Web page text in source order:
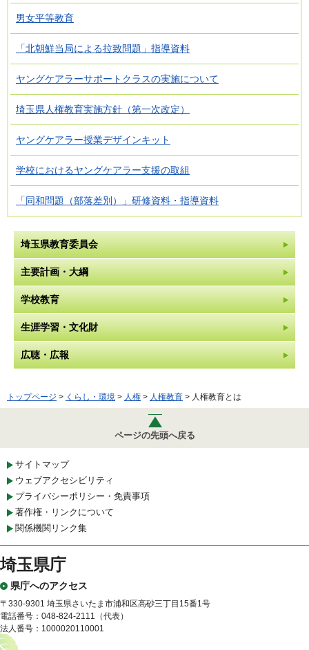
男女平等教育
「北朝鮮当局による拉致問題」指導資料
ヤングケアラーサポートクラスの実施について
埼玉県人権教育実施方針（第一次改定）
ヤングケアラー授業デザインキット
学校におけるヤングケアラー支援の取組
「同和問題（部落差別）」研修資料・指導資料
埼玉県教育委員会
主要計画・大綱
学校教育
生涯学習・文化財
広聴・広報
トップページ > くらし・環境 > 人権 > 人権教育 > 人権教育とは
ページの先頭へ戻る
サイトマップ
ウェブアクセシビリティ
プライバシーポリシー・免責事項
著作権・リンクについて
関係機関リンク集
埼玉県庁
県庁へのアクセス
〒330-9301 埼玉県さいたま市浦和区高砂三丁目15番1号
電話番号：048-824-2111（代表）
法人番号：1000020110001